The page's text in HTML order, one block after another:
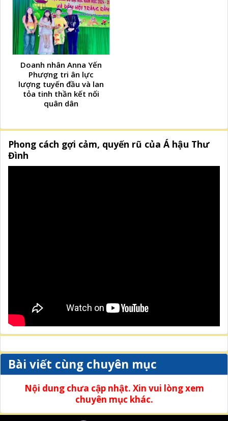
Doanh nhân Anna Yến
Phượng tri ân lực
lượng tuyến đầu và lan
tỏa tinh thần kết nối
quân dân
Phong cách gợi cảm, quyến rũ của Á hậu Thư
Đình
Bài viết cùng chuyên mục
Nội dung chưa cập nhật. Xin vui lòng xem
chuyên mục khác.